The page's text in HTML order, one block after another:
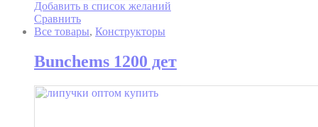
Добавить в список желаний
Сравнить
Все товары, Конструкторы
Bunchems 1200 дет